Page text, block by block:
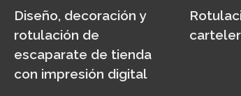
Rotulación de
cartelería exterior